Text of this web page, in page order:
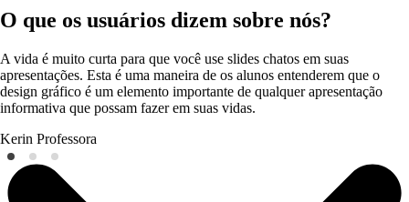
O que os usuários dizem sobre nós?
A vida é muito curta para que você use slides chatos em suas
apresentações. Esta é uma maneira de os alunos entenderem que o
design gráfico é um elemento importante de qualquer apresentação
informativa que possam fazer em suas vidas.
Kerin Professora